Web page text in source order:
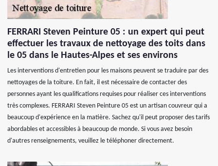
FERRARI Steven Peinture 05 : un expert qui peut
effectuer les travaux de nettoyage des toits dans
le 05 dans le Hautes-Alpes et ses environs
Les interventions d'entretien pour les maisons peuvent se traduire par des
nettoyages de la toiture. En fait, il est nécessaire de contacter des
personnes ayant les qualifications requises pour réaliser ces interventions
très complexes. FERRARI Steven Peinture 05 est un artisan couvreur qui a
beaucoup d'expérience en la matière. Sachez qu'il peut proposer des tarifs
abordables et accessibles à beaucoup de monde. Si vous avez besoin
d'autres renseignements, veuillez le téléphoner directement.